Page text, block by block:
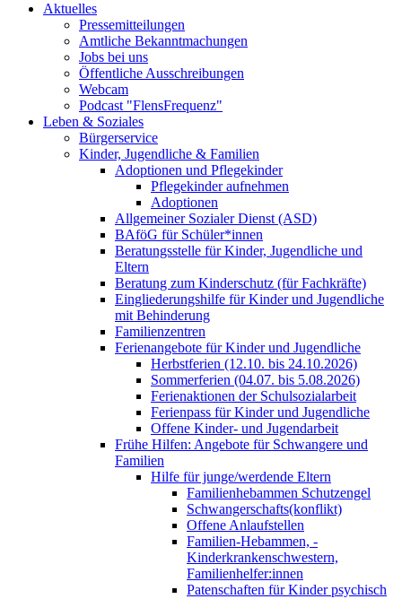
Aktuelles
Pressemitteilungen
Amtliche Bekanntmachungen
Jobs bei uns
Öffentliche Ausschreibungen
Webcam
Podcast "FlensFrequenz"
Leben & Soziales
Bürgerservice
Kinder, Jugendliche & Familien
Adoptionen und Pflegekinder
Pflegekinder aufnehmen
Adoptionen
Allgemeiner Sozialer Dienst (ASD)
BAföG für Schüler*innen
Beratungsstelle für Kinder, Jugendliche und
Eltern
Beratung zum Kinderschutz (für Fachkräfte)
Eingliederungshilfe für Kinder und Jugendliche
mit Behinderung
Familienzentren
Ferienangebote für Kinder und Jugendliche
Herbstferien (12.10. bis 24.10.2026)
Sommerferien (04.07. bis 5.08.2026)
Ferienaktionen der Schulsozialarbeit
Ferienpass für Kinder und Jugendliche
Offene Kinder- und Jugendarbeit
Frühe Hilfen: Angebote für Schwangere und
Familien
Hilfe für junge/werdende Eltern
Familienhebammen Schutzengel
Schwangerschafts(konflikt)
Offene Anlaufstellen
Familien-Hebammen, -
Kinderkrankenschwestern,
Familienhelfer:innen
Patenschaften für Kinder psychisch